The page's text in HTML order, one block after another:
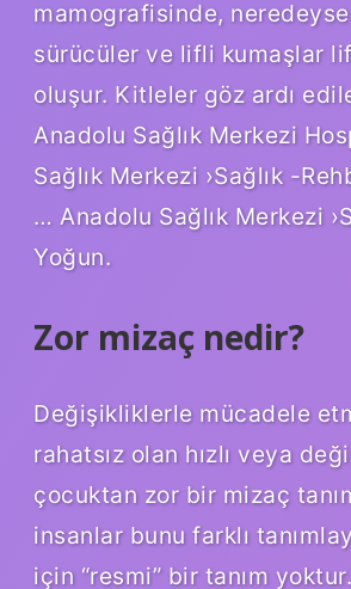
mamografisinde,
sürücüler ve lifli kumaşlar
oluşur. Kitleler göz ardı
Anadolu Sağlık Merkezi
Sağlık Merkezi ›Sağlık -
… Anadolu Sağlık Merkezi
Yoğun.
Zor mizaç nedir?
Değişikliklerle mücadele
rahatsız olan hızlı veya
çocuktan zor bir mizaç
insanlar bunu farklı
için “resmi” bir tanım